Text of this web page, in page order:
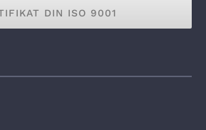
DIN ISO 9001